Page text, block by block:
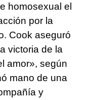
homosexual el
por la
Cook aseguró
victoria de la
amor», según
mano de una
y